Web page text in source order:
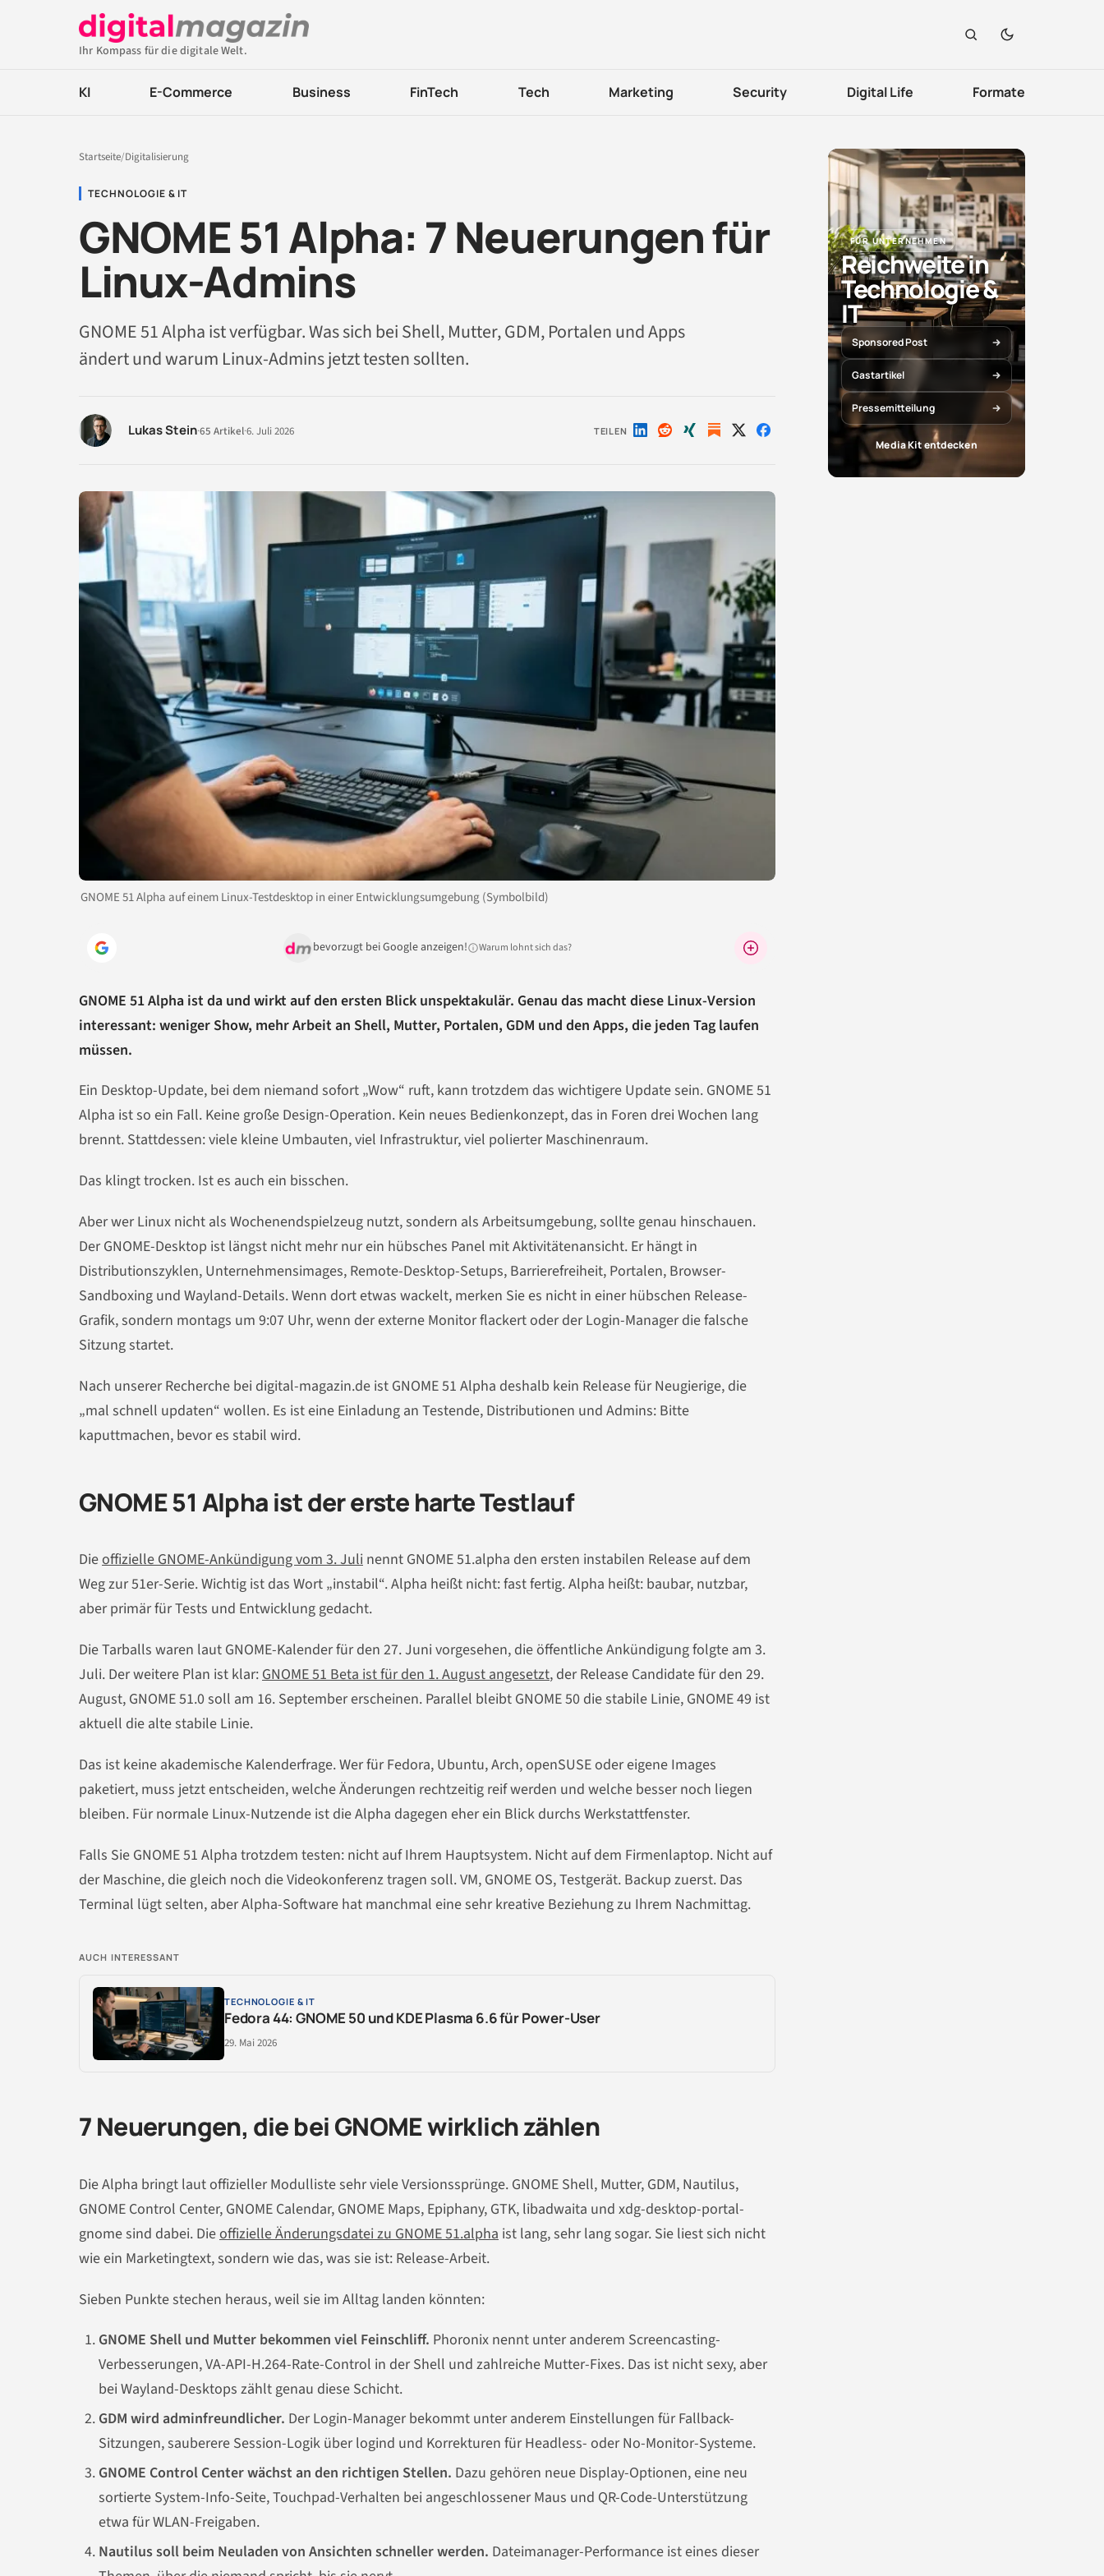
Ihr Kompass für die digitale Welt.
KI E-Commerce Business FinTech Tech Marketing Security Digital Life Formate
Startseite/Digitalisierung
TECHNOLOGIE & IT
GNOME 51 Alpha: 7 Neuerungen für
Linux-Admins
GNOME 51 Alpha ist verfügbar. Was sich bei Shell, Mutter, GDM, Portalen und Apps
ändert und warum Linux-Admins jetzt testen sollten.
Lukas Stein·65 Artikel·6. Juli 2026 TEILEN Auf Auf Auf Auf Auf
GNOME 51 Alpha auf einem Linux-Testdesktop in einer Entwicklungsumgebung (Symbolbild)
bevorzugt bei Google anzeigen! Warum lohnt sich das?
GNOME 51 Alpha ist da und wirkt auf den ersten Blick unspektakulär. Genau das macht diese Linux-Version
interessant: weniger Show, mehr Arbeit an Shell, Mutter, Portalen, GDM und den Apps, die jeden Tag laufen
müssen.
Ein Desktop-Update, bei dem niemand sofort „Wow“ ruft, kann trotzdem das wichtigere Update sein. GNOME 51
Alpha ist so ein Fall. Keine große Design-Operation. Kein neues Bedienkonzept, das in Foren drei Wochen lang
brennt. Stattdessen: viele kleine Umbauten, viel Infrastruktur, viel polierter Maschinenraum.
Das klingt trocken. Ist es auch ein bisschen.
Aber wer Linux nicht als Wochenendspielzeug nutzt, sondern als Arbeitsumgebung, sollte genau hinschauen.
Der GNOME-Desktop ist längst nicht mehr nur ein hübsches Panel mit Aktivitätenansicht. Er hängt in
Distributionszyklen, Unternehmensimages, Remote-Desktop-Setups, Barrierefreiheit, Portalen, Browser-
Sandboxing und Wayland-Details. Wenn dort etwas wackelt, merken Sie es nicht in einer hübschen Release-
Grafik, sondern montags um 9:07 Uhr, wenn der externe Monitor flackert oder der Login-Manager die falsche
Sitzung startet.
Nach unserer Recherche bei digital-magazin.de ist GNOME 51 Alpha deshalb kein Release für Neugierige, die
„mal schnell updaten“ wollen. Es ist eine Einladung an Testende, Distributionen und Admins: Bitte
kaputtmachen, bevor es stabil wird.
GNOME 51 Alpha ist der erste harte Testlauf
Dieoffizielle GNOME-Ankündigung vom 3. Juli nennt GNOME 51.alpha den ersten instabilen Release auf dem
Weg zur 51er-Serie. Wichtig ist das Wort „instabil“. Alpha heißt nicht: fast fertig. Alpha heißt: baubar, nutzbar,
aber primär für Tests und Entwicklung gedacht.
Die Tarballs waren laut GNOME-Kalender für den 27. Juni vorgesehen, die öffentliche Ankündigung folgte am 3.
Juli. Der weitere Plan ist klar:GNOME 51 Beta ist für den 1. August angesetzt, der Release Candidate für den 29.
August, GNOME 51.0 soll am 16. September erscheinen. Parallel bleibt GNOME 50 die stabile Linie, GNOME 49 ist
aktuell die alte stabile Linie.
Das ist keine akademische Kalenderfrage. Wer für Fedora, Ubuntu, Arch, openSUSE oder eigene Images
paketiert, muss jetzt entscheiden, welche Änderungen rechtzeitig reif werden und welche besser noch liegen
bleiben. Für normale Linux-Nutzende ist die Alpha dagegen eher ein Blick durchs Werkstattfenster.
Falls Sie GNOME 51 Alpha trotzdem testen: nicht auf Ihrem Hauptsystem. Nicht auf dem Firmenlaptop. Nicht auf
der Maschine, die gleich noch die Videokonferenz tragen soll. VM, GNOME OS, Testgerät. Backup zuerst. Das
Terminal lügt selten, aber Alpha-Software hat manchmal eine sehr kreative Beziehung zu Ihrem Nachmittag.
AUCH INTERESSANT
TECHNOLOGIE & IT
Fedora 44: GNOME 50 und KDE Plasma 6.6 für Power-User
29. Mai 2026
7 Neuerungen, die bei GNOME wirklich zählen
Die Alpha bringt laut offizieller Modulliste sehr viele Versionssprünge. GNOME Shell, Mutter, GDM, Nautilus,
GNOME Control Center, GNOME Calendar, GNOME Maps, Epiphany, GTK, libadwaita und xdg-desktop-portal-
gnome sind dabei. Dieoffizielle Änderungsdatei zu GNOME 51.alpha ist lang, sehr lang sogar. Sie liest sich nicht
wie ein Marketingtext, sondern wie das, was sie ist: Release-Arbeit.
Sieben Punkte stechen heraus, weil sie im Alltag landen könnten:
GNOME Shell und Mutter bekommen viel Feinschliff. Phoronix nennt unter anderem Screencasting-
Verbesserungen, VA-API-H.264-Rate-Control in der Shell und zahlreiche Mutter-Fixes. Das ist nicht sexy, aber
bei Wayland-Desktops zählt genau diese Schicht.
GDM wird adminfreundlicher. Der Login-Manager bekommt unter anderem Einstellungen für Fallback-
Sitzungen, sauberere Session-Logik über logind und Korrekturen für Headless- oder No-Monitor-Systeme.
GNOME Control Center wächst an den richtigen Stellen. Dazu gehören neue Display-Optionen, eine neu
sortierte System-Info-Seite, Touchpad-Verhalten bei angeschlossener Maus und QR-Code-Unterstützung
etwa für WLAN-Freigaben.
Nautilus soll beim Neuladen von Ansichten schneller werden. Dateimanager-Performance ist eines dieser
FÜR UNTERNEHMEN
Reichweite in
Technologie &
IT
Sponsored Post
Gastartikel
Pressemitteilung
Media Kit entdecken